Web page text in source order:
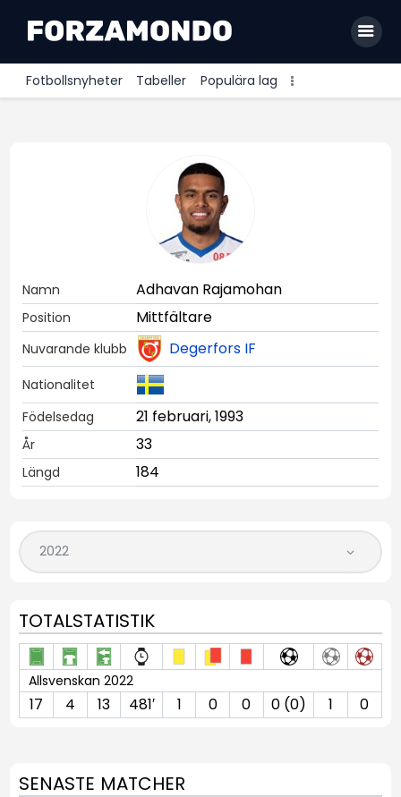
Fotbollsnyheter Tabeller Populära lag
Premier League
Ligue 1
Namn Adhavan Rajamohan
Position Mittfältare
Nuvarande klubb Degerfors IF
Nationalitet
Födelsedag
21 februari, 1993
År 33
Längd 184
TOTALSTATISTIK
Allsvenskan 2022
17 4 13 481′ 1 0 0 0 (0) 1 0
SENASTE MATCHER